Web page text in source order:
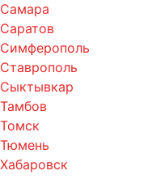
Самара
Саратов
Симферополь
Ставрополь
Сыктывкар
Тамбов
Томск
Тюмень
Хабаровск